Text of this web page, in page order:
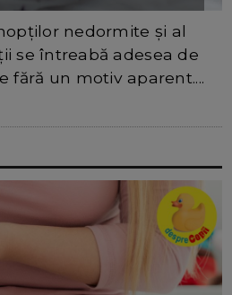
nedormite și al
se întreabă adesea de
fără un motiv aparent....